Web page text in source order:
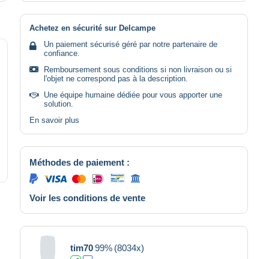
Achetez en sécurité sur Delcampe
Un paiement sécurisé géré par notre partenaire de
confiance.
Remboursement sous conditions si non livraison ou si
l'objet ne correspond pas à la description.
Une équipe humaine dédiée pour vous apporter une
solution.
En savoir plus
Méthodes de paiement :
Voir les conditions de vente
tim7099% (8034x)